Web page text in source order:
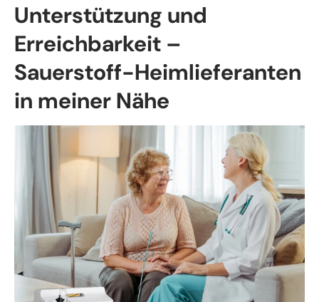
Unterstützung und
Erreichbarkeit –
Sauerstoff-Heimlieferanten
in meiner Nähe